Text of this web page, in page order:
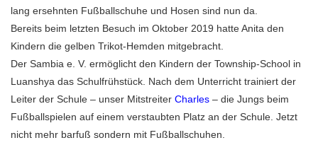
lang ersehnten Fußballschuhe und Hosen sind nun da.
Bereits beim letzten Besuch im Oktober 2019 hatte Anita den
Kindern die gelben Trikot-Hemden mitgebracht.
Der Sambia e. V. ermöglicht den Kindern der Township-School in
Luanshya das Schulfrühstück. Nach dem Unterricht trainiert der
Leiter der Schule – unser Mitstreiter Charles – die Jungs beim
Fußballspielen auf einem verstaubten Platz an der Schule. Jetzt
nicht mehr barfuß sondern mit Fußballschuhen.